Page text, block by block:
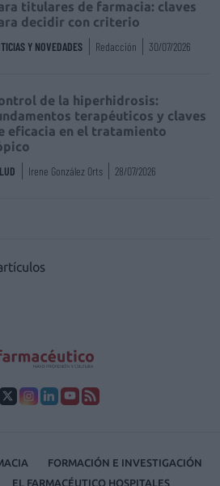
titulares de farmacia: claves
decidir con criterio
Y NOVEDADES Redacción 30/07/2026
de la hiperhidrosis:
terapéuticos y claves
eficacia en el tratamiento
Irene González Orts 28/07/2026
FORMACIÓN E INVESTIGACIÓN
EL FARMACÉUTICO HOSPITALES